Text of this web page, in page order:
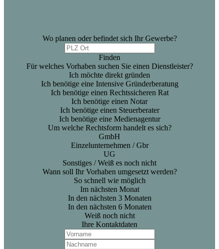
Wo planen oder befindet sich Ihr Gewerbe?
Finden
Für welches Vorhaben suchen Sie einen Dienstleister?
Ich möchte direkt gründen
Ich benötige eine Intensive Gründerberatung
Ich benötige einen Rechtssicheren Rat
Ich benötige einen Notar
Ich benötige einen Steuerberater
Ich benötige eine Medienagentur
Um welche Rechtsform handelt es sich?
GmbH
Einzelunternehmen / Gbr
UG
Sonstiges / Weiß es noch nicht
Wann soll Ihr Vorhaben umgesetzt werden?
So schnell wie möglich
Im nächsten Monat
In den nächsten 3 Monaten
In den nächsten 6 Monaten
Weiß noch nicht
Ihre Kontaktdaten